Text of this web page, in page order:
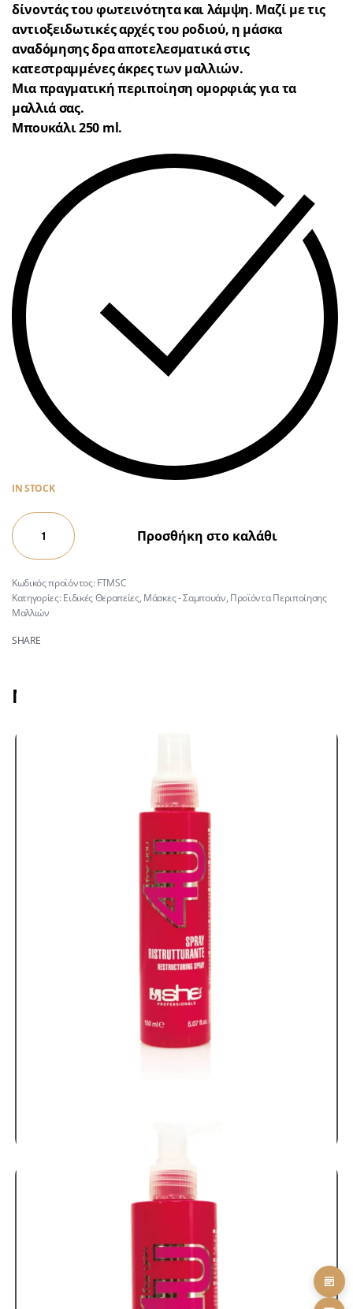
δίνοντάς του φωτεινότητα και λάμψη. Μαζί με τις
αντιοξειδωτικές αρχές του ροδιού, η μάσκα
αναδόμησης δρα αποτελεσματικά στις
κατεστραμμένες άκρες των μαλλιών.
Μια πραγματική περιποίηση ομορφιάς για τα
μαλλιά σας.
Μπουκάλι 250 ml.
IN STOCK
Προσθήκη στο καλάθι
FTMSC
Κατηγορίες: Ειδικές Θεραπείες, Μάσκες - Σαμπουάν, Προϊόντα Περιποίησης
Μαλλιών
SHARE
Μπορεί να σας αρέσει επίσης
Έλαια - Σπρέυ
Προϊόντα Περιποίησης
Μαλλιών